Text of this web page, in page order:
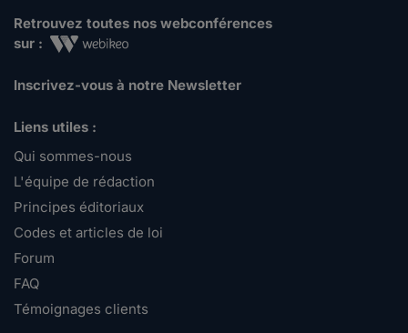
Retrouvez toutes nos webconférences
sur :
Inscrivez-vous à notre Newsletter
Liens utiles :
Qui sommes-nous
L'équipe de rédaction
Principes éditoriaux
Codes et articles de loi
Forum
FAQ
Témoignages clients